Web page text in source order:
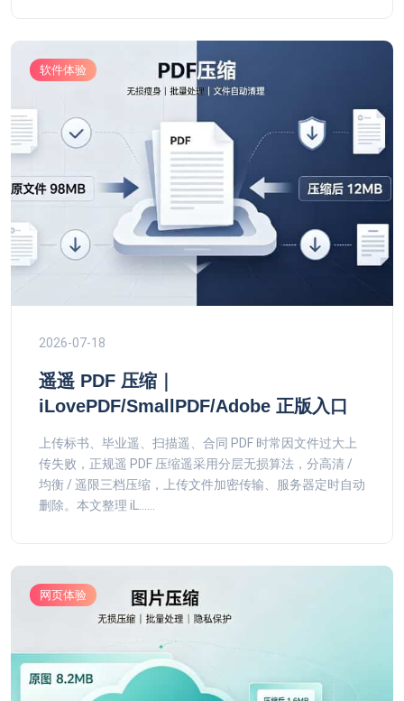
软件体验
2026-07-18
遥遥 PDF 压缩｜
iLovePDF/SmallPDF/Adobe 正版入口
上传标书、毕业遥、扫描遥、合同 PDF 时常因文件过大上
传失败，正规遥 PDF 压缩遥采用分层无损算法，分高清 /
均衡 / 遥限三档压缩，上传文件加密传输、服务器定时自动
删除。本文整理 iL......
网页体验